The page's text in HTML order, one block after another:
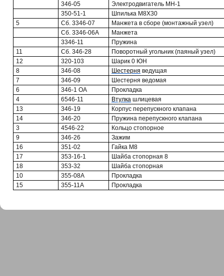
346-05
Электродвигатель МН-1
350-51-1
Шпилька М8Х30
5
Сб. 3346-07
Манжета в сборе (монтажный узел)
Сб. 3346-06А
Манжета
3346-11
Пружина
11
Сб. 346-28
Поворотный угольник (паяный узел)
12
320-103
Шарик 0 ЮН
8
346-08 Шестерня ведущая
7
346-09
Шестерня ведомая
6
346-1 OA
Прокладка
4
6546-11 Втулка шлицевая
13
346-19
Корпус перепускного клапана
14
346-20
Пружина перепускного клапана
3
4546-22
Кольцо стопорное
9
346-26
Зажим
16
351-02
Гайка М8
17
353-16-1
Шайба стопорная 8
18
353-32
Шайба стопорная
10
355-08А
Прокладка
15
355-11А Прокладка